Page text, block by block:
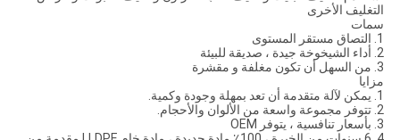
التغليف الأخرى
سمات
1. التصاق مستقر المستوى
2. أداء الشيخوخة جيدة ، صديقة للبيئة
3. من السهل أن تكون مغلفة و مقشرة
مزايا
1. يمكن لآلة متقدمة أن تعد بمهلة وجودة وكمية.
2. تتوفر مجموعة واسعة من الألوان والأحجام.
3. بأسعار تنافسية ، يتوفر OEM